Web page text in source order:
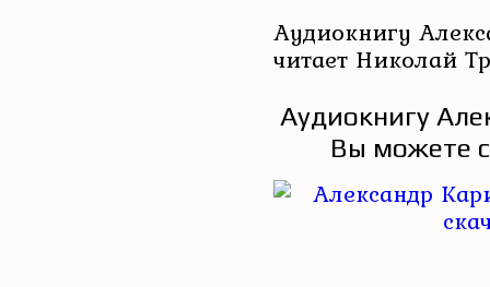
Аудиокнигу
читает Николай
Аудиокнигу
Вы можете